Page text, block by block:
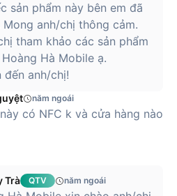
sản phẩm này bên em đã
Mong anh/chị thông cảm.
tham khảo các sản phẩm
Hà Mobile ạ.
đến anh/chị!
năm ngoái
có NFC k và cửa hàng nào
Trà QTV năm ngoái